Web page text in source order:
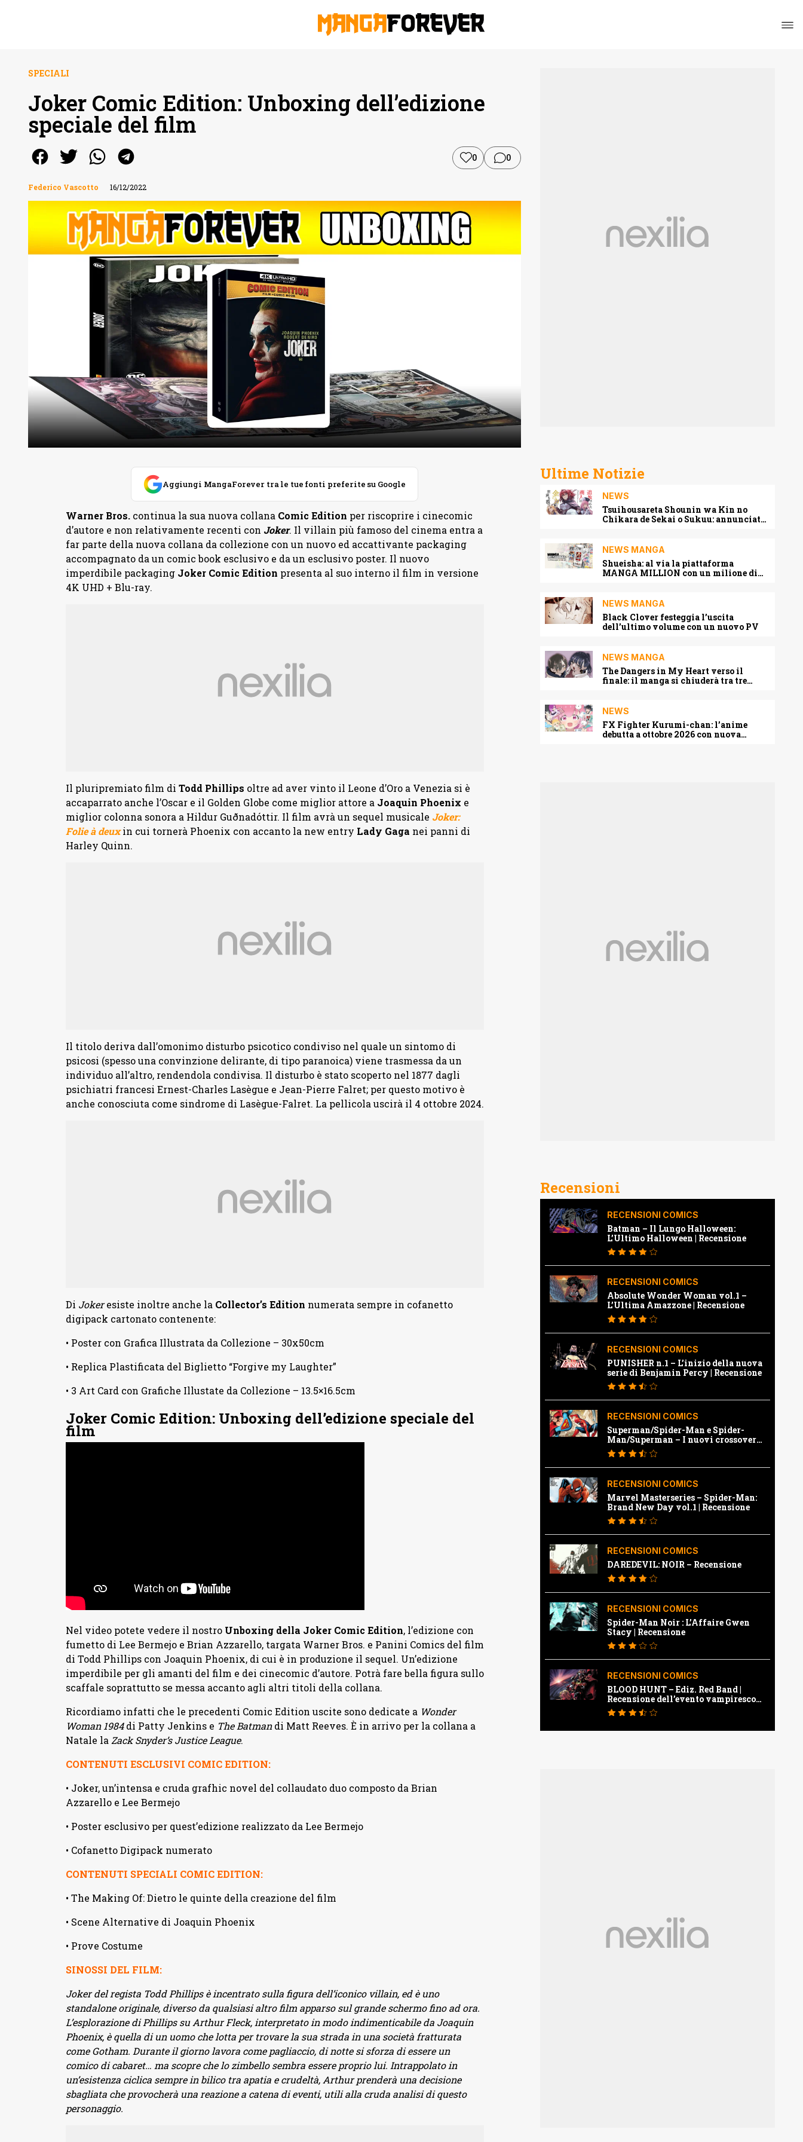
SPECIALI
Joker Comic Edition: Unboxing dell’edizione
speciale del film
0 0
Federico Vascotto 16/12/2022
Aggiungi MangaForever tra le tue fonti preferite su Google
Warner Bros.continua la sua nuova collana Comic Edition per riscoprire i cinecomic
d’autore e non relativamente recenti con Joker. Il villain più famoso del cinema entra a
far parte della nuova collana da collezione con un nuovo ed accattivante packaging
accompagnato da un comic book esclusivo e da un esclusivo poster. Il nuovo
imperdibile packaging Joker Comic Edition presenta al suo interno il film in versione
4K UHD + Blu-ray.
Il pluripremiato film di Todd Phillips oltre ad aver vinto il Leone d’Oro a Venezia si è
accaparrato anche l’Oscar e il Golden Globe come miglior attore a Joaquin Phoenix e
miglior colonna sonora a Hildur Guðnadóttir. Il film avrà un sequel musicale Joker:
Folie à deux in cui tornerà Phoenix con accanto la new entry Lady Gaga nei panni di
Harley Quinn.
Il titolo deriva dall’omonimo disturbo psicotico condiviso nel quale un sintomo di
psicosi (spesso una convinzione delirante, di tipo paranoica) viene trasmessa da un
individuo all’altro, rendendola condivisa. Il disturbo è stato scoperto nel 1877 dagli
psichiatri francesi Ernest-Charles Lasègue e Jean-Pierre Falret; per questo motivo è
anche conosciuta come sindrome di Lasègue-Falret. La pellicola uscirà il 4 ottobre 2024.
Di Jokeresiste inoltre anche la Collector’s Edition numerata sempre in cofanetto
digipack cartonato contenente:
• Poster con Grafica Illustrata da Collezione – 30x50cm
• Replica Plastificata del Biglietto “Forgive my Laughter”
• 3 Art Card con Grafiche Illustate da Collezione – 13.5×16.5cm
Joker Comic Edition: Unboxing dell’edizione speciale del
film
Nel video potete vedere il nostro Unboxing della Joker Comic Edition, l’edizione con
fumetto di Lee Bermejo e Brian Azzarello, targata Warner Bros. e Panini Comics del film
di Todd Phillips con Joaquin Phoenix, di cui è in produzione il sequel. Un’edizione
imperdibile per gli amanti del film e dei cinecomic d’autore. Potrà fare bella figura sullo
scaffale soprattutto se messa accanto agli altri titoli della collana.
Ricordiamo infatti che le precedenti Comic Edition uscite sono dedicate a Wonder
Woman 1984di Patty Jenkins e The Batmandi Matt Reeves. È in arrivo per la collana a
Natale la Zack Snyder’s Justice League.
CONTENUTI ESCLUSIVI COMIC EDITION:
• Joker, un’intensa e cruda grafhic novel del collaudato duo composto da Brian
Azzarello e Lee Bermejo
• Poster esclusivo per quest’edizione realizzato da Lee Bermejo
• Cofanetto Digipack numerato
CONTENUTI SPECIALI COMIC EDITION:
• The Making Of: Dietro le quinte della creazione del film
• Scene Alternative di Joaquin Phoenix
• Prove Costume
SINOSSI DEL FILM:
Joker del regista Todd Phillips è incentrato sulla figura dell’iconico villain, ed è uno
standalone originale, diverso da qualsiasi altro film apparso sul grande schermo fino ad ora.
L’esplorazione di Phillips su Arthur Fleck, interpretato in modo indimenticabile da Joaquin
Phoenix, è quella di un uomo che lotta per trovare la sua strada in una società fratturata
come Gotham. Durante il giorno lavora come pagliaccio, di notte si sforza di essere un
comico di cabaret… ma scopre che lo zimbello sembra essere proprio lui. Intrappolato in
un’esistenza ciclica sempre in bilico tra apatia e crudeltà, Arthur prenderà una decisione
sbagliata che provocherà una reazione a catena di eventi, utili alla cruda analisi di questo
personaggio.
Ultime Notizie
NEWS
Tsuihousareta Shounin wa Kin no
Chikara de Sekai o Sukuu: annunciato
NEWS MANGA
Shueisha: al via la piattaforma
MANGA MILLION con un milione di
NEWS MANGA
Black Clover festeggia l’uscita
dell’ultimo volume con un nuovo PV
NEWS MANGA
The Dangers in My Heart verso il
finale: il manga si chiuderà tra tre
NEWS
FX Fighter Kurumi-chan: l’anime
debutta a ottobre 2026 con nuova
Recensioni
RECENSIONI COMICS
Batman – Il Lungo Halloween:
L’Ultimo Halloween | Recensione
RECENSIONI COMICS
Absolute Wonder Woman vol.1 –
L’Ultima Amazzone | Recensione
RECENSIONI COMICS
PUNISHER n.1 – L’inizio della nuova
serie di Benjamin Percy | Recensione
RECENSIONI COMICS
Superman/Spider-Man e Spider-
Man/Superman – I nuovi crossover
Marvel e Dc | Recensione
RECENSIONI COMICS
Marvel Masterseries – Spider-Man:
Brand New Day vol.1 | Recensione
RECENSIONI COMICS
DAREDEVIL: NOIR – Recensione
RECENSIONI COMICS
Spider-Man Noir : L’Affaire Gwen
Stacy | Recensione
RECENSIONI COMICS
BLOOD HUNT – Ediz. Red Band |
Recensione dell’evento vampiresco
della Marvel